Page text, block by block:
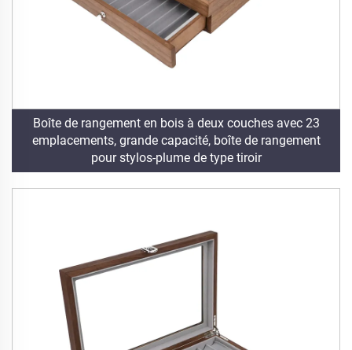
Boîte de rangement en bois à deux couches avec 23
emplacements, grande capacité, boîte de rangement
pour stylos-plume de type tiroir